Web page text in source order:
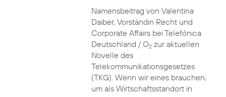
Namensbeitrag von Valentina
Daiber, Vorständin Recht und
Corporate Affairs bei Telefónica
Deutschland / O2zur aktuellen
Novelle des
Telekommunikationsgesetzes
(TKG). Wenn wir eines brauchen,
um als Wirtschaftsstandort in